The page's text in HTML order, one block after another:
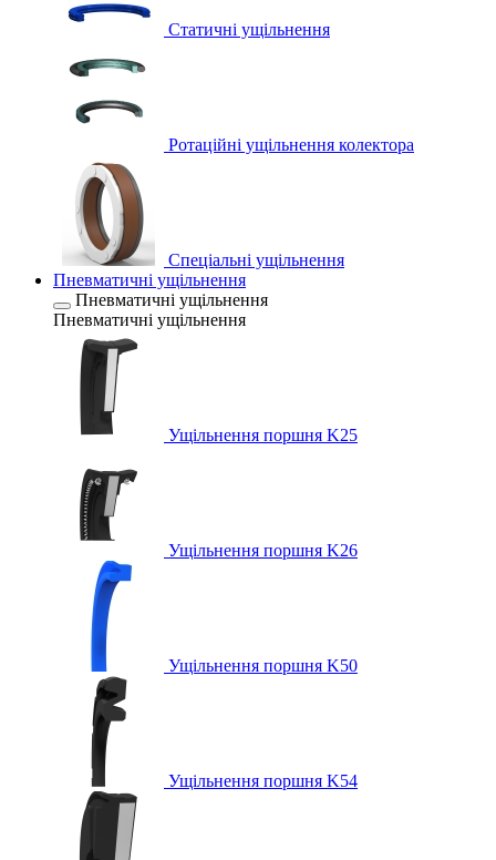
Статичні ущільнення
Ротаційні ущільнення колектора
Спеціальні ущільнення
Пневматичні ущільнення
Пневматичні ущільнення
Пневматичні ущільнення
Ущільнення поршня K25
Ущільнення поршня K26
Ущільнення поршня K50
Ущільнення поршня K54